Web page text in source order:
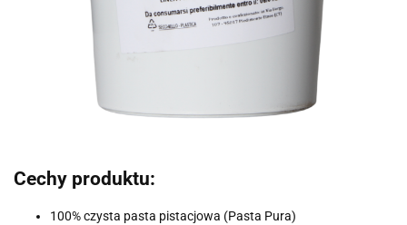
Cechy produktu:
100% czysta pasta pistacjowa (Pasta Pura)